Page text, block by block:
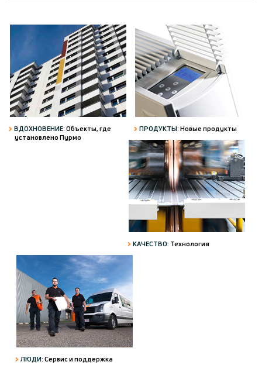
ВДОХНОВЕНИЕ: Объекты, где
установлено Пурмо
ПРОДУКТЫ: Новые продукты
КАЧЕСТВО: Технология
ЛЮДИ: Сервис и поддержка